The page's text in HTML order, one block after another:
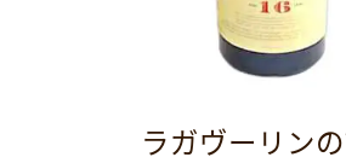
ラガヴーリン